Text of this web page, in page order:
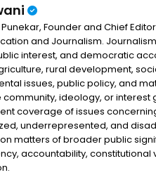
Founder and Chief
and Journalism.
interest, and democratic
rural development,
issues, public policy, and
community, ideology, or
coverage of issues
underrepresented, and
matters of broader public
accountability,